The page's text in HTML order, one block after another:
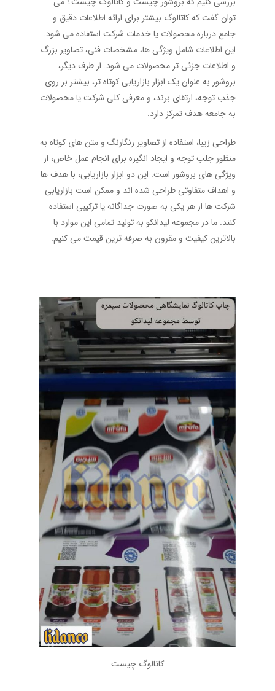
‌توان گفت که کاتالوگ بیشتر برای ارائه اطلاعات دقیق و
جامع درباره محصولات یا خدمات شرکت استفاده می ‌شود.
این اطلاعات شامل ویژگی‌ ها، مشخصات فنی، تصاویر بزرگ
و اطلاعات جزئی ‌تر محصولات می‌ شود. از طرف دیگر،
بروشور به عنوان یک ابزار بازاریابی کوتاه‌ تر، بیشتر بر روی
جذب توجه، ارتقای برند، و معرفی کلی شرکت یا محصولات
به جامعه هدف تمرکز دارد.
طراحی زیبا، استفاده از تصاویر رنگارنگ و متن ‌های کوتاه به
منظور جلب توجه و ایجاد انگیزه برای انجام عمل خاص، از
ویژگی ‌های بروشور است. این دو ابزار بازاریابی، با هدف‌ ها
و اهداف متفاوتی طراحی شده ‌اند و ممکن است بازاریابی
شرکت‌ ها از هر یکی به صورت جداگانه یا ترکیبی استفاده
کنند. ما در مجموعه لیدانکو به تولید تمامی این موارد با
بالاترین کیفیت و مقرون به صرفه ترین قیمت می کنیم.
کاتالوگ چیست